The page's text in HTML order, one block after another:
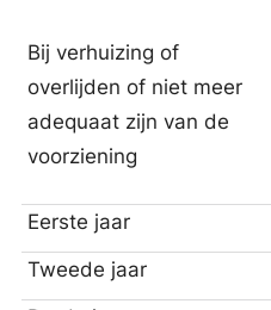
Bij verhuizing of
overlijden of niet meer
adequaat zijn van de
voorziening
Eerste jaar
Tweede jaar